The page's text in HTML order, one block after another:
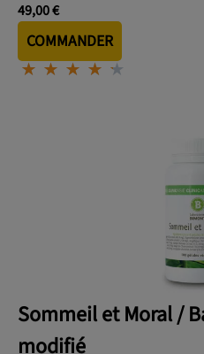
49,00 €
COMMANDER
⋆⋆⋆⋆⋆
⋆⋆⋆⋆⋆
Sommeil et Moral /
modifié